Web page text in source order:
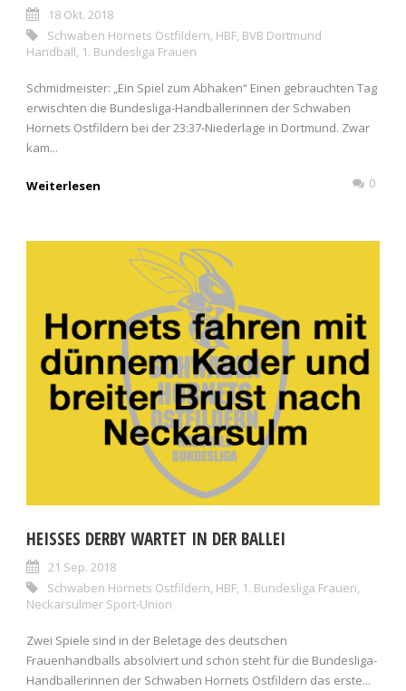
18 Okt. 2018
Schwaben Hornets Ostfildern HBF BVB Dortmund
Handball 1. Bundesliga Frauen
Schmidmeister: „Ein Spiel zum Abhaken“ Einen gebrauchten Tag
erwischten die Bundesliga-Handballerinnen der Schwaben
Hornets Ostfildern bei der 23:37-Niederlage in Dortmund. Zwar
kam...
Weiterlesen 0
HEISSES DERBY WARTET IN DER BALLEI
21 Sep. 2018
Schwaben Hornets Ostfildern, HBF, 1. Bundesliga Frauen,
Neckarsulmer Sport-Union
Zwei Spiele sind in der Beletage des deutschen
Frauenhandballs absolviert und schon steht für die Bundesliga-
Handballerinnen der Schwaben Hornets Ostfildern das erste...